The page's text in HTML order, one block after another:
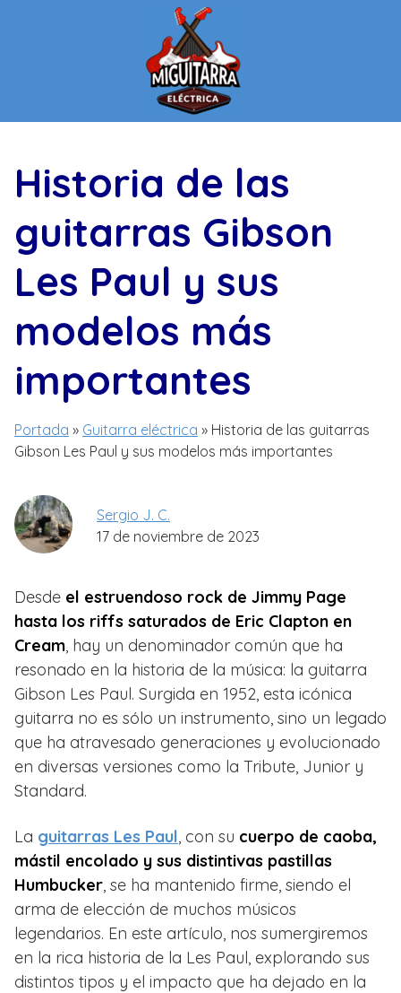
Historia de las
guitarras Gibson
Les Paul y sus
modelos más
importantes
Portada » Guitarra eléctrica » Historia de las guitarras
Gibson Les Paul y sus modelos más importantes
Sergio J. C.
17 de noviembre de 2023
Desde el estruendoso rock de Jimmy Page
hasta los riffs saturados de Eric Clapton en
Cream, hay un denominador común que ha
resonado en la historia de la música: la guitarra
Gibson Les Paul. Surgida en 1952, esta icónica
guitarra no es sólo un instrumento, sino un legado
que ha atravesado generaciones y evolucionado
en diversas versiones como la Tribute, Junior y
Standard.
La guitarras Les Paul, con su cuerpo de caoba,
mástil encolado y sus distintivas pastillas
Humbucker, se ha mantenido firme, siendo el
arma de elección de muchos músicos
legendarios. En este artículo, nos sumergiremos
en la rica historia de la Les Paul, explorando sus
distintos tipos y el impacto que ha dejado en la